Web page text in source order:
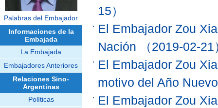
Palabras del Embajador
Informaciones de la
Embajada
La Embajada
Embajadores Anteriores
Relaciones Sino-
Argentinas
Políticas
15）
El Embajador Zou
Nación （2019-02-21
El Embajador Zou
motivo del Año
El Embajador Zou